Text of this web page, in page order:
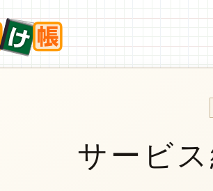
サービ